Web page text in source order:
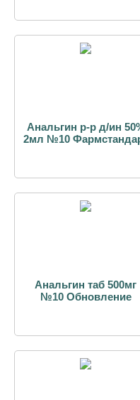
Анальгин р-р д/ин
2мл №10
Анальгин таб 500мг
№10 Обновление